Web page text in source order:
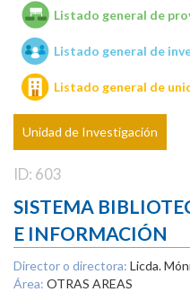
Unidades de
Listado general de
Listado general de
Listado general de
Unidad de Investigación
ID: 603
SISTEMA
E INFORMACIÓN
Director o directora: Licda.
Área: OTRAS AREAS